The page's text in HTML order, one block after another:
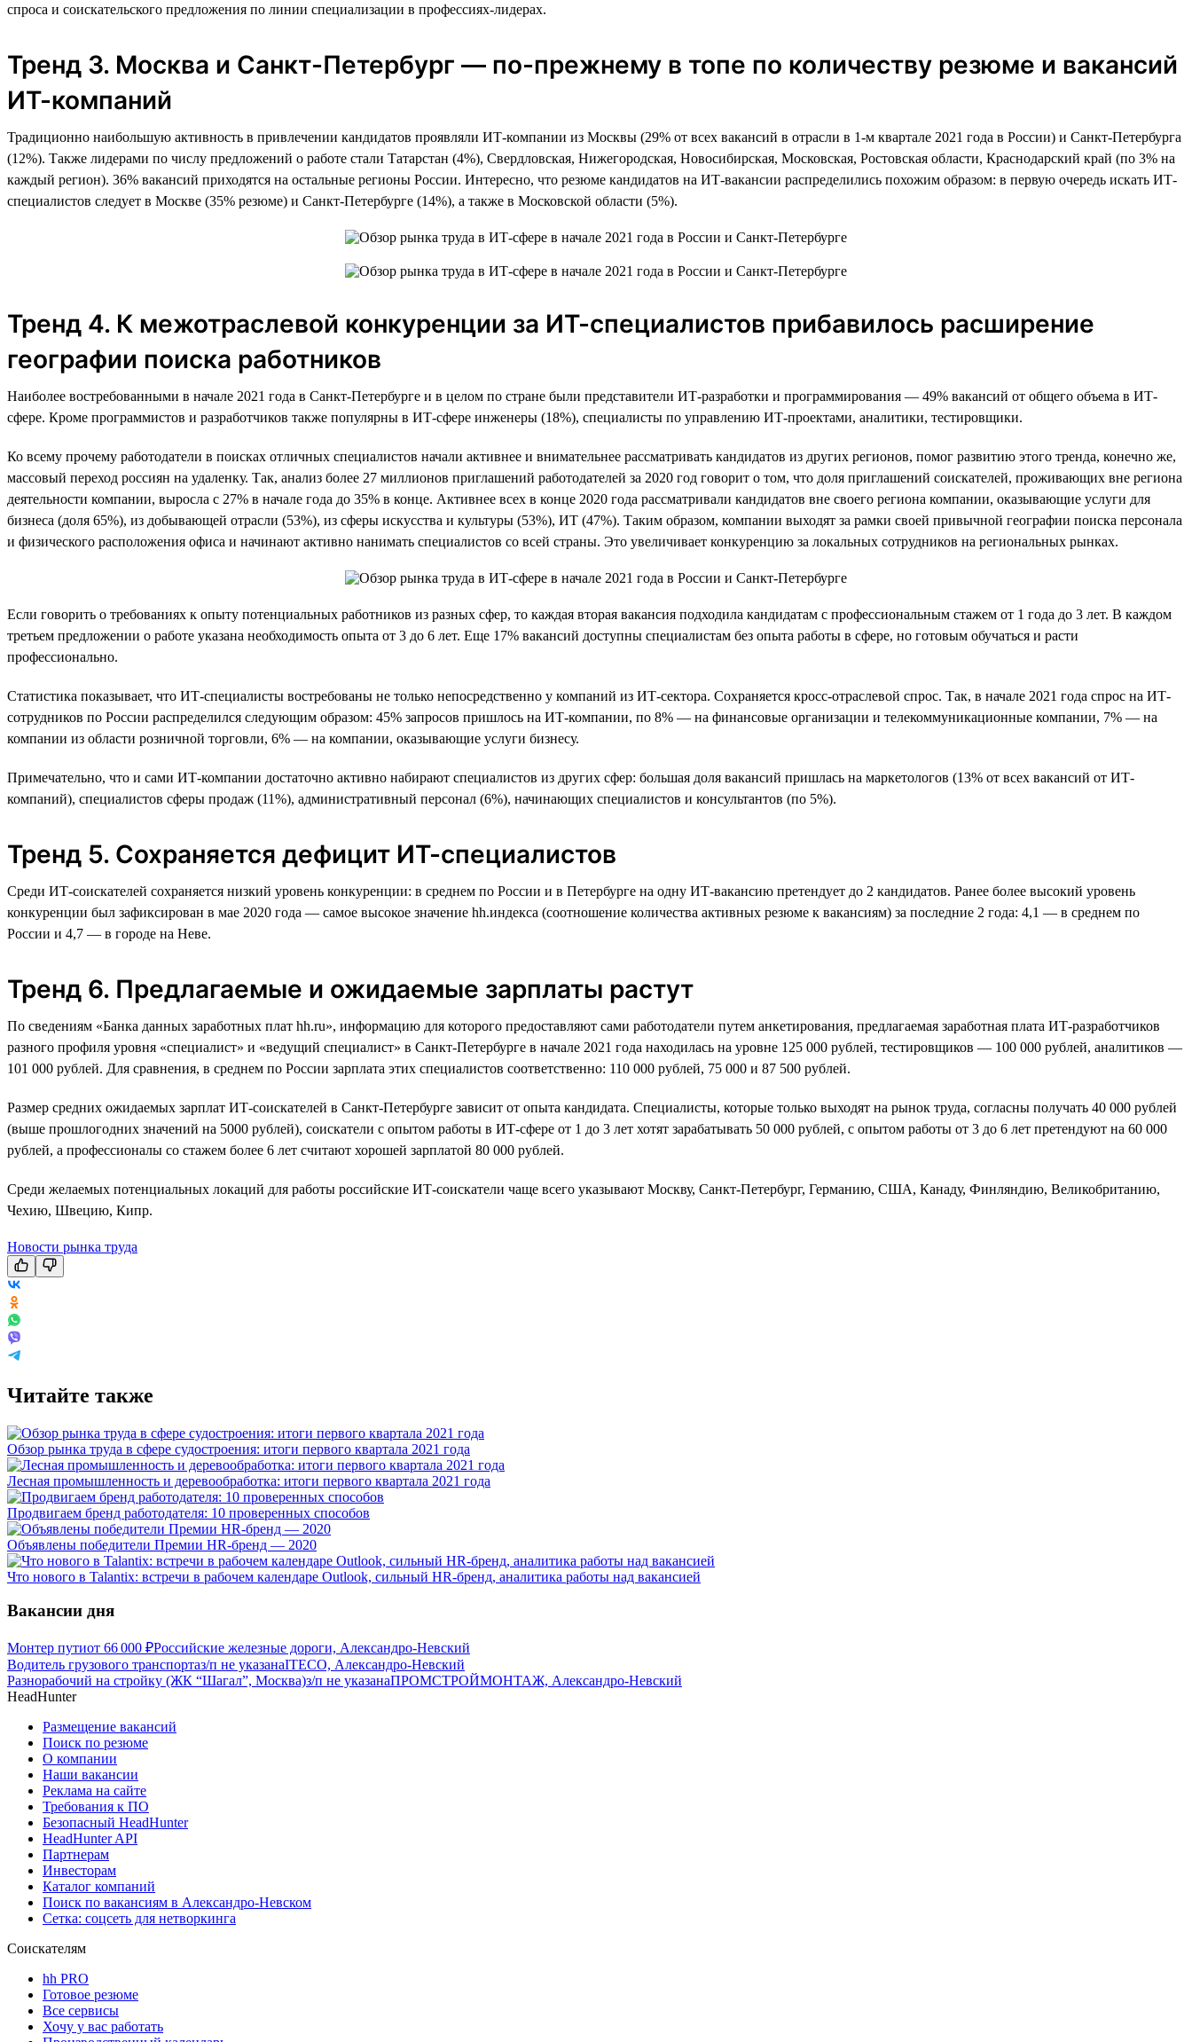
спроса и соискательского предложения по линии специализации в профессиях-лидерах.
Тренд 3. Москва и Санкт-Петербург — по-прежнему в топе по количеству резюме и вакансий
ИТ-компаний
Традиционно наибольшую активность в привлечении кандидатов проявляли ИТ-компании из Москвы (29% от всех вакансий в отрасли в 1-м квартале 2021 года в России) и Санкт-Петербурга
(12%). Также лидерами по числу предложений о работе стали Татарстан (4%), Свердловская, Нижегородская, Новосибирская, Московская, Ростовская области, Краснодарский край (по 3% на
каждый регион). 36% вакансий приходятся на остальные регионы России. Интересно, что резюме кандидатов на ИТ-вакансии распределились похожим образом: в первую очередь искать ИТ-
специалистов следует в Москве (35% резюме) и Санкт-Петербурге (14%), а также в Московской области (5%).
Тренд 4. К межотраслевой конкуренции за ИТ-специалистов прибавилось расширение
географии поиска работников
Наиболее востребованными в начале 2021 года в Санкт-Петербурге и в целом по стране были представители ИТ-разработки и программирования — 49% вакансий от общего объема в ИТ-
сфере. Кроме программистов и разработчиков также популярны в ИТ-сфере инженеры (18%), специалисты по управлению ИТ-проектами, аналитики, тестировщики.
Ко всему прочему работодатели в поисках отличных специалистов начали активнее и внимательнее рассматривать кандидатов из других регионов, помог развитию этого тренда, конечно же,
массовый переход россиян на удаленку. Так, анализ более 27 миллионов приглашений работодателей за 2020 год говорит о том, что доля приглашений соискателей, проживающих вне региона
деятельности компании, выросла с 27% в начале года до 35% в конце. Активнее всех в конце 2020 года рассматривали кандидатов вне своего региона компании, оказывающие услуги для
бизнеса (доля 65%), из добывающей отрасли (53%), из сферы искусства и культуры (53%), ИТ (47%). Таким образом, компании выходят за рамки своей привычной географии поиска персонала
и физического расположения офиса и начинают активно нанимать специалистов со всей страны. Это увеличивает конкуренцию за локальных сотрудников на региональных рынках.
Если говорить о требованиях к опыту потенциальных работников из разных сфер, то каждая вторая вакансия подходила кандидатам с профессиональным стажем от 1 года до 3 лет. В каждом
третьем предложении о работе указана необходимость опыта от 3 до 6 лет. Еще 17% вакансий доступны специалистам без опыта работы в сфере, но готовым обучаться и расти
профессионально.
Статистика показывает, что ИТ-специалисты востребованы не только непосредственно у компаний из ИТ-сектора. Сохраняется кросс-отраслевой спрос. Так, в начале 2021 года спрос на ИТ-
сотрудников по России распределился следующим образом: 45% запросов пришлось на ИТ-компании, по 8% — на финансовые организации и телекоммуникационные компании, 7% — на
компании из области розничной торговли, 6% — на компании, оказывающие услуги бизнесу.
Примечательно, что и сами ИТ-компании достаточно активно набирают специалистов из других сфер: большая доля вакансий пришлась на маркетологов (13% от всех вакансий от ИТ-
компаний), специалистов сферы продаж (11%), административный персонал (6%), начинающих специалистов и консультантов (по 5%).
Тренд 5. Сохраняется дефицит ИТ-специалистов
Среди ИТ-соискателей сохраняется низкий уровень конкуренции: в среднем по России и в Петербурге на одну ИТ-вакансию претендует до 2 кандидатов. Ранее более высокий уровень
конкуренции был зафиксирован в мае 2020 года — самое высокое значение hh.индекса (соотношение количества активных резюме к вакансиям) за последние 2 года: 4,1 — в среднем по
России и 4,7 — в городе на Неве.
Тренд 6. Предлагаемые и ожидаемые зарплаты растут
По сведениям «Банка данных заработных плат hh.ru», информацию для которого предоставляют сами работодатели путем анкетирования, предлагаемая заработная плата ИТ-разработчиков
разного профиля уровня «специалист» и «ведущий специалист» в Санкт-Петербурге в начале 2021 года находилась на уровне 125 000 рублей, тестировщиков — 100 000 рублей, аналитиков —
101 000 рублей. Для сравнения, в среднем по России зарплата этих специалистов соответственно: 110 000 рублей, 75 000 и 87 500 рублей.
Размер средних ожидаемых зарплат ИТ-соискателей в Санкт-Петербурге зависит от опыта кандидата. Специалисты, которые только выходят на рынок труда, согласны получать 40 000 рублей
(выше прошлогодних значений на 5000 рублей), соискатели с опытом работы в ИТ-сфере от 1 до 3 лет хотят зарабатывать 50 000 рублей, с опытом работы от 3 до 6 лет претендуют на 60 000
рублей, а профессионалы со стажем более 6 лет считают хорошей зарплатой 80 000 рублей.
Среди желаемых потенциальных локаций для работы российские ИТ-соискатели чаще всего указывают Москву, Санкт-Петербург, Германию, США, Канаду, Финляндию, Великобританию,
Чехию, Швецию, Кипр.
Новости рынка труда
Читайте также
Обзор рынка труда в сфере судостроения: итоги первого квартала 2021 года
Лесная промышленность и деревообработка: итоги первого квартала 2021 года
Продвигаем бренд работодателя: 10 проверенных способов
Объявлены победители Премии HR-бренд — 2020
Что нового в Talantix: встречи в рабочем календаре Outlook, сильный HR-бренд, аналитика работы над вакансией
Вакансии дня
Монтер путиот 66 000 ₽Российские железные дороги, Александро-Невский
Водитель грузового транспортаз/п не указанаITECO, Александро-Невский
Разнорабочий на стройку (ЖК “Шагал”, Москва)з/п не указанаПРОМСТРОЙМОНТАЖ, Александро-Невский
HeadHunter
Размещение вакансий
Поиск по резюме
О компании
Наши вакансии
Реклама на сайте
Требования к ПО
Безопасный HeadHunter
HeadHunter API
Партнерам
Инвесторам
Каталог компаний
Поиск по вакансиям в Александро-Невском
Сетка: соцсеть для нетворкинга
Соискателям
hh PRO
Готовое резюме
Все сервисы
Хочу у вас работать